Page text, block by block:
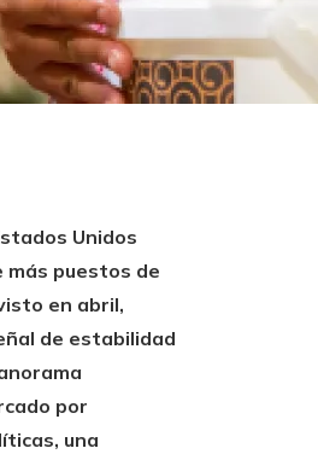
Unidos
más puestos de
en abril,
de estabilidad
por
una